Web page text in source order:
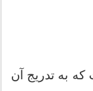
که به تدریج آن